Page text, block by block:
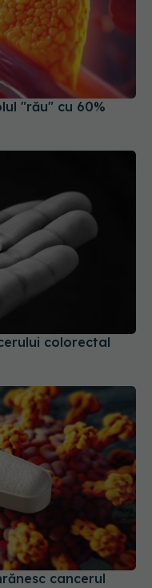
"rău" cu 60%
colorectal
cancerul